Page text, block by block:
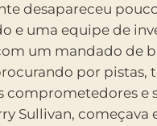
desapareceu
e uma equipe de
um mandado de
por pistas,
comprometedores e
Sullivan, começava